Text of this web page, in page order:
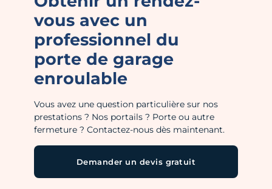
vous avec un
professionnel du
porte de garage
enroulable
Vous avez une question particulière sur nos
prestations ? Nos portails ? Porte ou autre
fermeture ? Contactez-nous dès maintenant.
Demander un devis gratuit